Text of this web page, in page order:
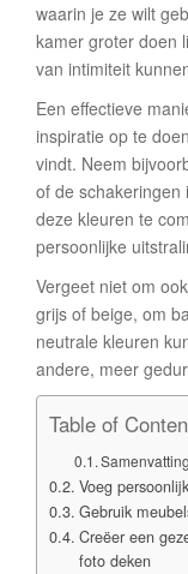
waarin je ze wilt
kamer groter doen
van intimiteit
Een effectieve
inspiratie op te
vindt. Neem
of de schakeringen
deze kleuren te
persoonlijke
Vergeet niet om
grijs of beige, om
neutrale kleuren
andere, meer
Table of
Samenvatting
Voeg
Gebruik
Creëer een
foto deken